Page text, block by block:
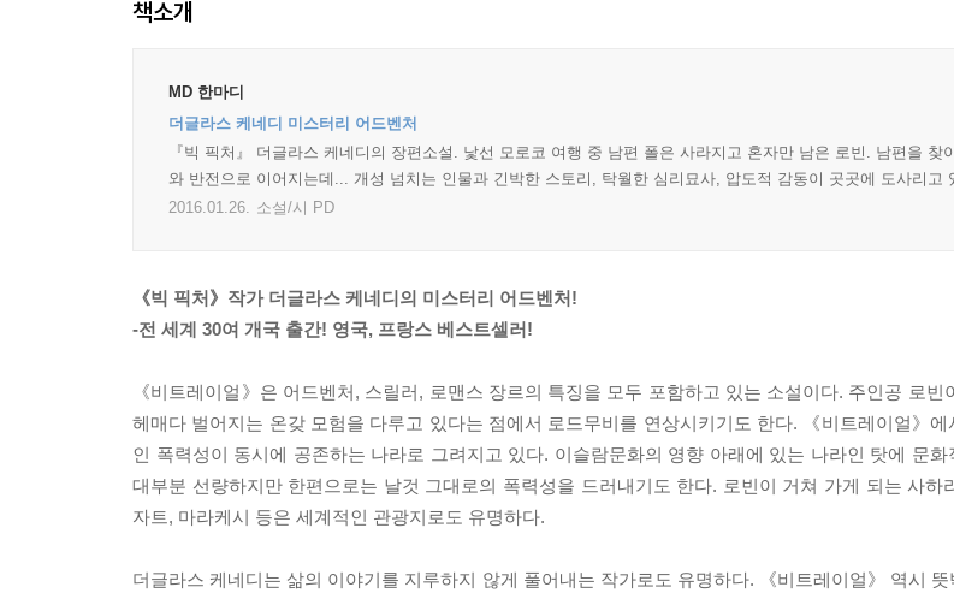
책소개
MD 한마디
더글라스 케네디 미스터리 어드벤처
『빅 픽처』 더글라스 케네디의 장편소설. 낯선 모로코 여행 중 남편 폴은 사라지고 혼자만 남은 로빈. 남편을 찾
와 반전으로 이어지는데... 개성 넘치는 인물과 긴박한 스토리, 탁월한 심리묘사, 압도적 감동이 곳곳에 도사리고
2016.01.26. 소설/시 PD
《빅 픽처》작가 더글라스 케네디의 미스터리 어드벤처!
-전 세계 30여 개국 출간! 영국, 프랑스 베스트셀러!
《비트레이얼》은 어드벤처, 스릴러, 로맨스 장르의 특징을 모두 포함하고 있는 소설이다. 주인공 로
헤매다 벌어지는 온갖 모험을 다루고 있다는 점에서 로드무비를 연상시키기도 한다. 《비트레이얼》
인 폭력성이 동시에 공존하는 나라로 그려지고 있다. 이슬람문화의 영향 아래에 있는 나라인 탓에 문
대부분 선량하지만 한편으로는 날것 그대로의 폭력성을 드러내기도 한다. 로빈이 거쳐 가게 되는 사하
자트, 마라케시 등은 세계적인 관광지로도 유명하다.
더글라스 케네디는 삶의 이야기를 지루하지 않게 풀어내는 작가로도 유명하다. 《비트레이얼》 역시